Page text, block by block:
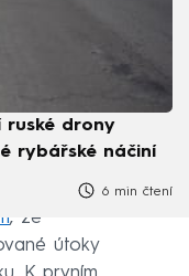
ruské drony
rybářské náčiní
6 min čtení
, že
útoky